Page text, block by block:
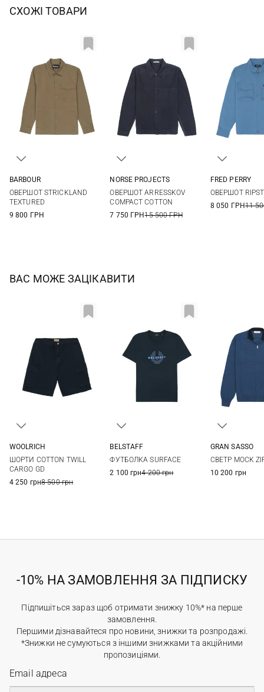
СХОЖІ ТОВАРИ
XXL
BARBOUR
ОВЕРШОТ STRICKLAND
TEXTURED
9 800 ГРН
NORSE PROJECTS
ОВЕРШОТ ARRESSKOV
COMPACT COTTON
7 750 ГРН15 500 ГРН
FRED PERRY
ОВЕРШОТ
8 050 ГРН11
ВАС МОЖЕ ЗАЦІКАВИТИ
3XL
WOOLRICH
ШОРТИ COTTON TWILL
CARGO GD
4 250 грн8 500 грн
BELSTAFF
ФУТБОЛКА SURFACE
2 100 грн4 200 грн
GRAN SASSO
СВЕТР MOCK
10 200 грн
-10% НА ЗАМОВЛЕННЯ ЗА ПІДПИСКУ
Підпишіться зараз щоб отримати знижку 10%* на перше
замовлення.
Першими дізнавайтеся про новини, знижки та розпродажі.
*Знижки не сумуються з іншими знижками та акційними
пропозиціями.